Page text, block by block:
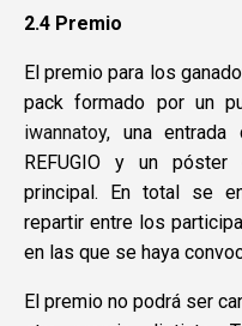
2.4 Premio
El premio para los
pack formado por un
iwannatoy, una
REFUGIO y un
principal. En total se
repartir entre los
en las que se haya
El premio no podrá ser